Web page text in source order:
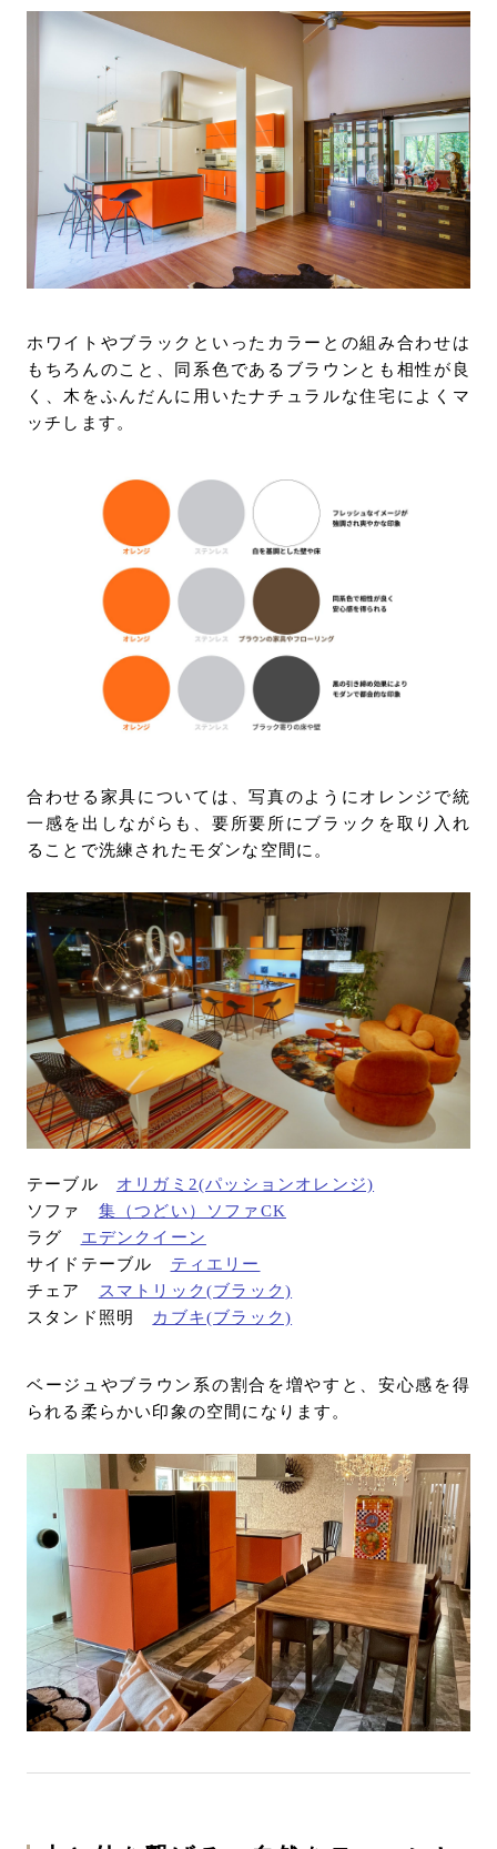
ホワイトやブラックといったカラーとの組み合わせは
もちろんのこと、同系色であるブラウンとも相性が良
く、木をふんだんに用いたナチュラルな住宅によくマ
ッチします。
合わせる家具については、写真のようにオレンジで統
一感を出しながらも、要所要所にブラックを取り入れ
ることで洗練されたモダンな空間に。
テーブル オリガミ2(パッションオレンジ)
ソファ 集（つどい）ソファCK
ラグ エデンクイーン
サイドテーブル ティエリー
チェア スマトリック(ブラック)
スタンド照明
カブキ(ブラック)
ベージュやブラウン系の割合を増やすと、安心感を得
られる柔らかい印象の空間になります。